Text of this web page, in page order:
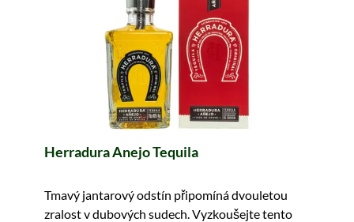
Herradura Anejo Tequila
Tmavý jantarový odstín připomíná dvouletou
zralost v dubových sudech. Vyzkoušejte tento